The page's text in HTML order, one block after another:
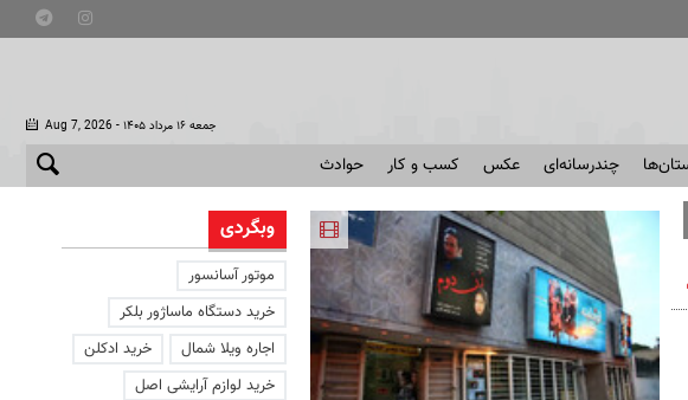
Aug 7, 2026 - جمعه ۱۶ مرداد ۱۴۰۵
چندرسانه‌ای عکس کسب و کار حوادث
وبگردی
موتور آسانسور
خرید دستگاه ماساژور بلکر
اجاره ویلا شمال
خرید ادکلن
خرید لوازم آرایشی اصل